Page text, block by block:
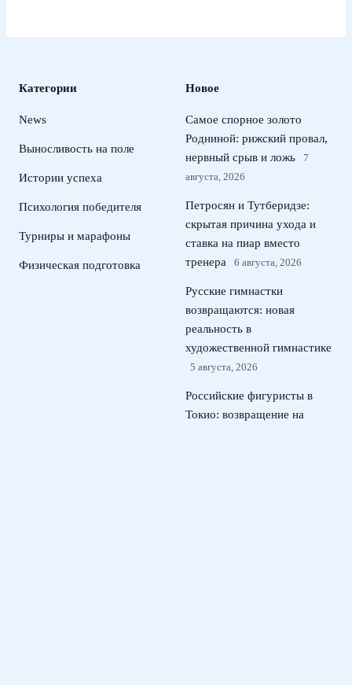
Категории
News
Выносливость на поле
Истории успеха
Психология победителя
Турниры и марафоны
Физическая подготовка
Новое
Самое спорное золото
Родниной: рижский провал,
нервный срыв и ложь
7
августа, 2026
Петросян и Тутберидзе:
скрытая причина ухода и
ставка на пиар вместо
тренера
6 августа, 2026
Русские гимнастки
возвращаются: новая
реальность в
художественной гимнастике
5 августа, 2026
Российские фигуристы в
Токио: возвращение на